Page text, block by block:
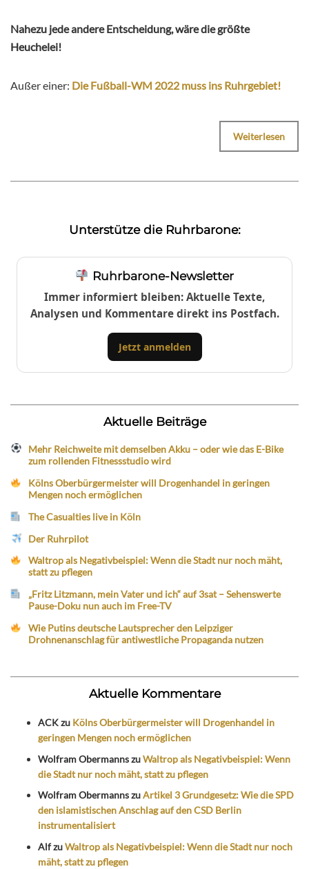
Nahezu jede andere Entscheidung, wäre die größte
Heuchelei!
Außer einer: Die Fußball-WM 2022 muss ins Ruhrgebiet!
Weiterlesen
Unterstütze die Ruhrbarone:
Ruhrbarone-Newsletter
Immer informiert bleiben: Aktuelle Texte,
Analysen und Kommentare direkt ins Postfach.
Jetzt anmelden
Aktuelle Beiträge
Mehr Reichweite mit demselben Akku – oder wie das E-Bike
zum rollenden Fitnessstudio wird
Kölns Oberbürgermeister will Drogenhandel in geringen
Mengen noch ermöglichen
The Casualties live in Köln
Der Ruhrpilot
Waltrop als Negativbeispiel: Wenn die Stadt nur noch mäht,
statt zu pflegen
„Fritz Litzmann, mein Vater und ich“ auf 3sat – Sehenswerte
Pause-Doku nun auch im Free-TV
Wie Putins deutsche Lautsprecher den Leipziger
Drohnenanschlag für antiwestliche Propaganda nutzen
Aktuelle Kommentare
ACKzu Kölns Oberbürgermeister will Drogenhandel in
geringen Mengen noch ermöglichen
Wolfram ObermannszuWaltrop als Negativbeispiel: Wenn
die Stadt nur noch mäht, statt zu pflegen
Wolfram ObermannszuArtikel 3 Grundgesetz: Wie die SPD
den islamistischen Anschlag auf den CSD Berlin
instrumentalisiert
AlfzuWaltrop als Negativbeispiel: Wenn die Stadt nur noch
mäht, statt zu pflegen